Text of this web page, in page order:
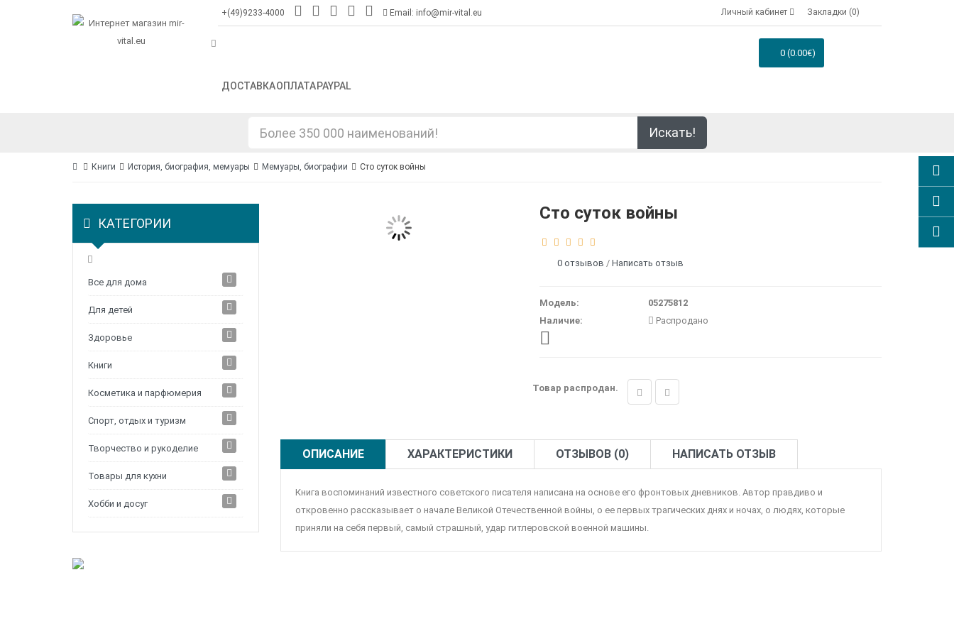
+(49)9233-4000 Email: info@mir-vital.eu Личный кабинет Закладки (0)
ДОСТАВКАОПЛАТАPAYPAL
0 (0.00€)
Искать!
Книги История, биография, мемуары Мемуары, биографии Сто суток войны
КАТЕГОРИИ
Все для дома
Для детей
Здоровье
Книги
Косметика и парфюмерия
Спорт, отдых и туризм
Творчество и рукоделие
Товары для кухни
Хобби и досуг
Сто суток войны
0 отзывов /Написать отзыв
Модель:
05275812
Наличие:
Распродано
Товар распродан.
ОПИСАНИЕ ХАРАКТЕРИСТИКИ ОТЗЫВОВ (0) НАПИСАТЬ ОТЗЫВ
Книга воспоминаний известного советского писателя написана на основе его фронтовых дневников. Автор правдиво и
откровенно рассказывает о начале Великой Отечественной войны, о ее первых трагических днях и ночах, о людях, которые
приняли на себя первый, самый страшный, удар гитлеровской военной машины.